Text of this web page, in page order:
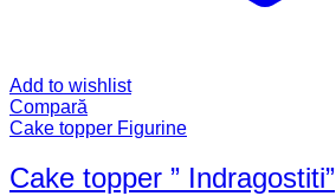
Add to wishlist
Compară
Cake topper Figurine
Cake topper ” Indragostiti”